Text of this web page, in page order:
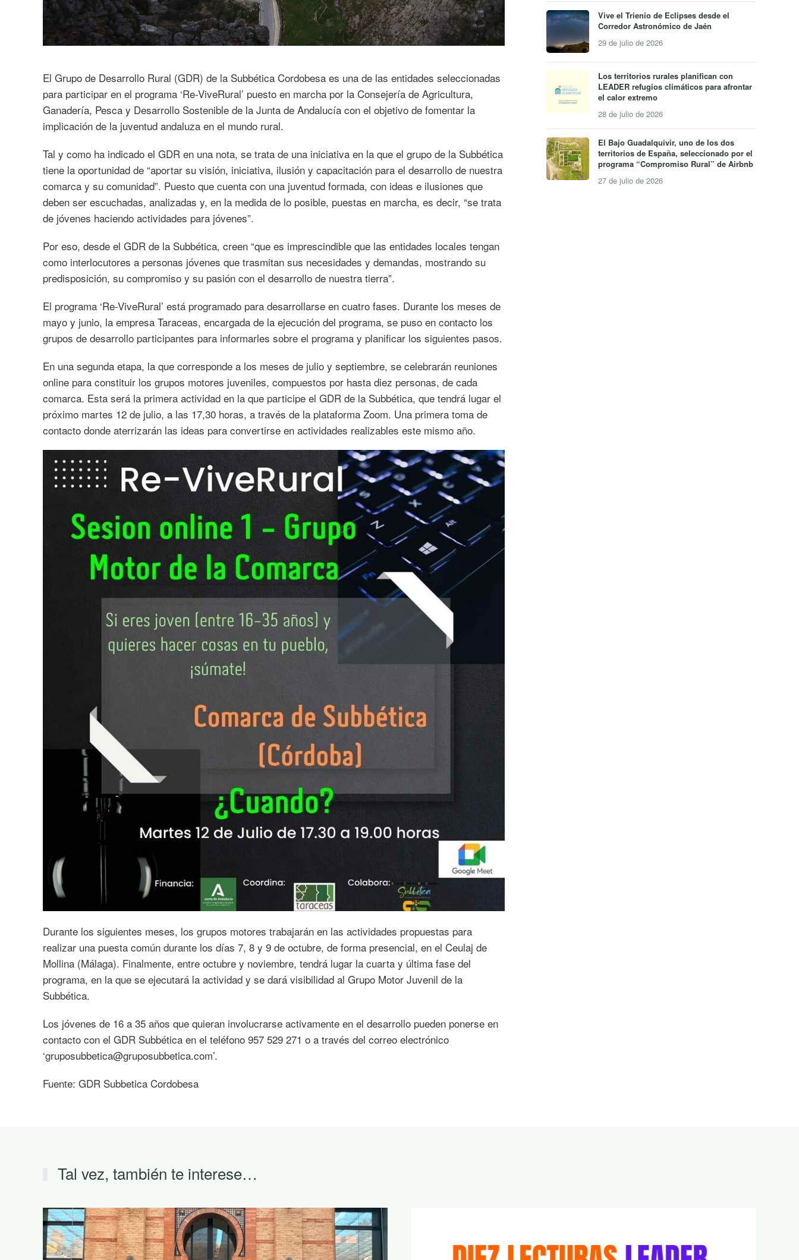
El Grupo de Desarrollo Rural (GDR) de la Subbética Cordobesa es una de las entidades seleccionadas
para participar en el programa ‘Re-ViveRural’ puesto en marcha por la Consejería de Agricultura,
Ganadería, Pesca y Desarrollo Sostenible de la Junta de Andalucía con el objetivo de fomentar la
implicación de la juventud andaluza en el mundo rural.
Tal y como ha indicado el GDR en una nota, se trata de una iniciativa en la que el grupo de la Subbética
tiene la oportunidad de “aportar su visión, iniciativa, ilusión y capacitación para el desarrollo de nuestra
comarca y su comunidad”. Puesto que cuenta con una juventud formada, con ideas e ilusiones que
deben ser escuchadas, analizadas y, en la medida de lo posible, puestas en marcha, es decir, “se trata
de jóvenes haciendo actividades para jóvenes”.
Por eso, desde el GDR de la Subbética, creen “que es imprescindible que las entidades locales tengan
como interlocutores a personas jóvenes que trasmitan sus necesidades y demandas, mostrando su
predisposición, su compromiso y su pasión con el desarrollo de nuestra tierra”.
El programa ‘Re-ViveRural’ está programado para desarrollarse en cuatro fases. Durante los meses de
mayo y junio, la empresa Taraceas, encargada de la ejecución del programa, se puso en contacto los
grupos de desarrollo participantes para informarles sobre el programa y planificar los siguientes pasos.
En una segunda etapa, la que corresponde a los meses de julio y septiembre, se celebrarán reuniones
online para constituir los grupos motores juveniles, compuestos por hasta diez personas, de cada
comarca. Esta será la primera actividad en la que participe el GDR de la Subbética, que tendrá lugar el
próximo martes 12 de julio, a las 17,30 horas, a través de la plataforma Zoom. Una primera toma de
contacto donde aterrizarán las ideas para convertirse en actividades realizables este mismo año.
Durante los siguientes meses, los grupos motores trabajarán en las actividades propuestas para
realizar una puesta común durante los días 7, 8 y 9 de octubre, de forma presencial, en el Ceulaj de
Mollina (Málaga). Finalmente, entre octubre y noviembre, tendrá lugar la cuarta y última fase del
programa, en la que se ejecutará la actividad y se dará visibilidad al Grupo Motor Juvenil de la
Subbética.
Los jóvenes de 16 a 35 años que quieran involucrarse activamente en el desarrollo pueden ponerse en
contacto con el GDR Subbética en el teléfono 957 529 271 o a través del correo electrónico
‘gruposubbetica@gruposubbetica.com’.
Fuente: GDR Subbetica Cordobesa
Vive el Trienio de Eclipses desde el
Corredor Astronómico de Jaén
29 de julio de 2026
Los territorios rurales planifican con
LEADER refugios climáticos para afrontar
el calor extremo
28 de julio de 2026
El Bajo Guadalquivir, uno de los dos
territorios de España, seleccionado por el
programa “Compromiso Rural” de Airbnb
27 de julio de 2026
Tal vez, también te interese…